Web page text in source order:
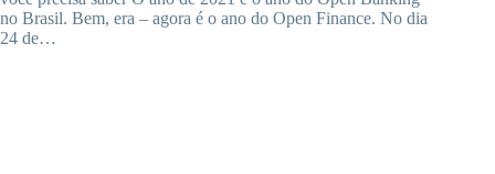
no Brasil. Bem, era – agora é o ano do Open Finance. No dia
24 de…